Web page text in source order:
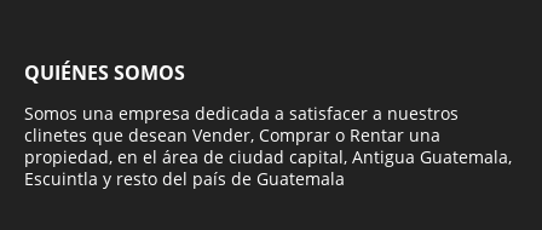
QUIÉNES SOMOS
Somos una empresa dedicada a satisfacer a nuestros
clinetes que desean Vender, Comprar o Rentar una
propiedad, en el área de ciudad capital, Antigua Guatemala,
Escuintla y resto del país de Guatemala